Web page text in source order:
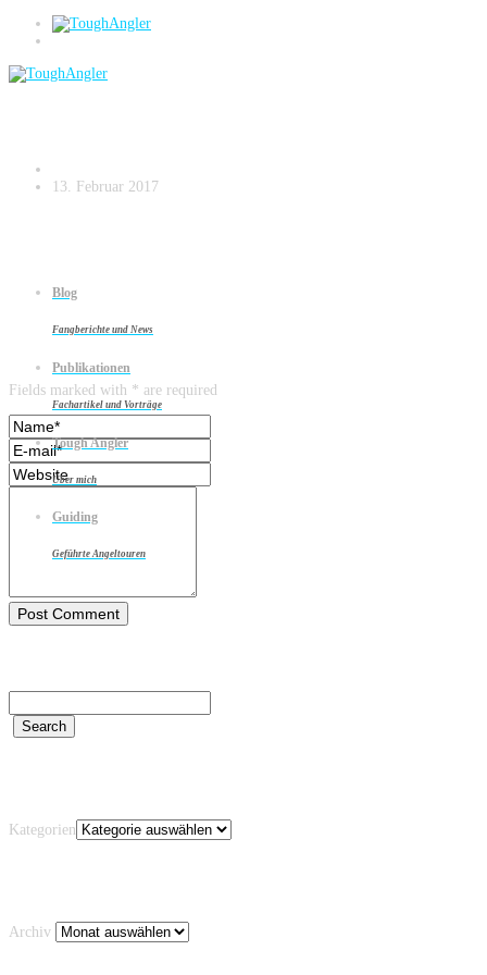
Blog
Fangberichte und News
Publikationen
Fachartikel und Vorträge
Tough Angler
Über mich
Guiding
Geführte Angeltouren
Pelagisches Vertikalangeln auf
13. Februar 2017
Fields marked with * are required
Kategorien
Archiv